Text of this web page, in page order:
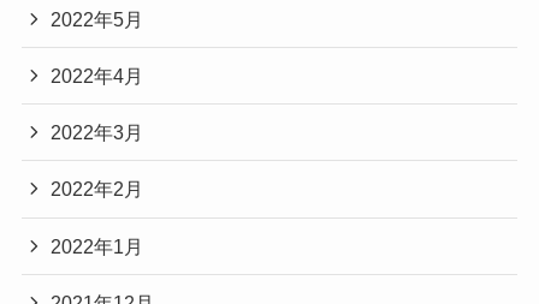
2022年5月
2022年4月
2022年3月
2022年2月
2022年1月